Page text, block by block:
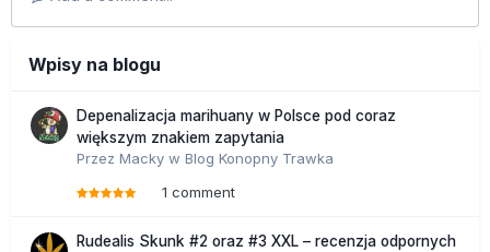
Wpisy na blogu
Depenalizacja marihuany w Polsce pod coraz
większym znakiem zapytania
Przez Macky w Blog Konopny Trawka
1 comment
Rudealis Skunk #2 oraz #3 XXL – recenzja odpornych